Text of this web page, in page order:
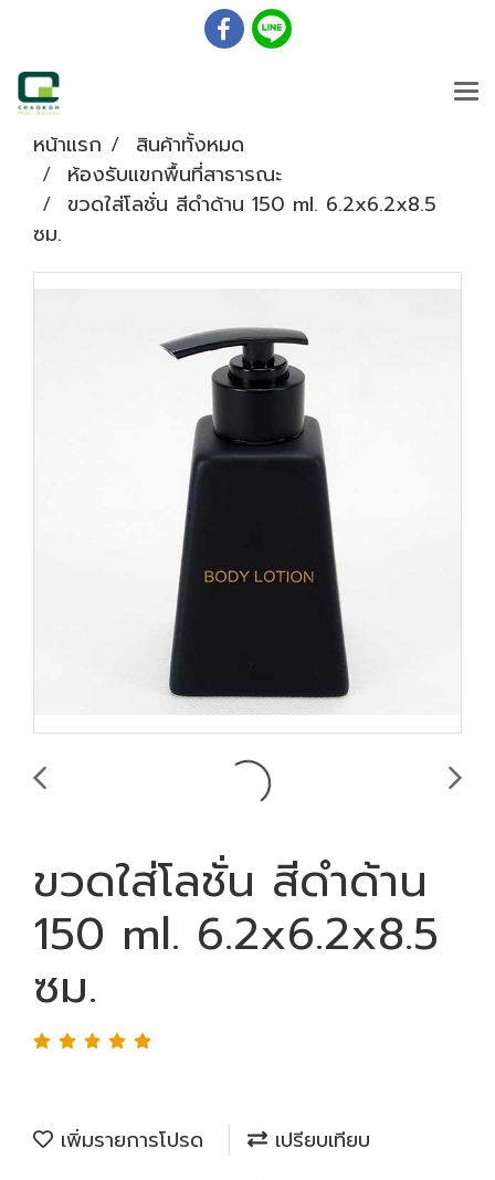
หน้าแรก
สินค้าทั้งหมด
ห้องรับแขกพื้นที่สาธารณะ
ขวดใส่โลชั่น สีดำด้าน 150 ml. 6.2x6.2x8.5
ซม.
ขวดใส่โลชั่น สีดำด้าน
150 ml. 6.2x6.2x8.5
ซม.
เพิ่มรายการโปรด
เปรียบเทียบ